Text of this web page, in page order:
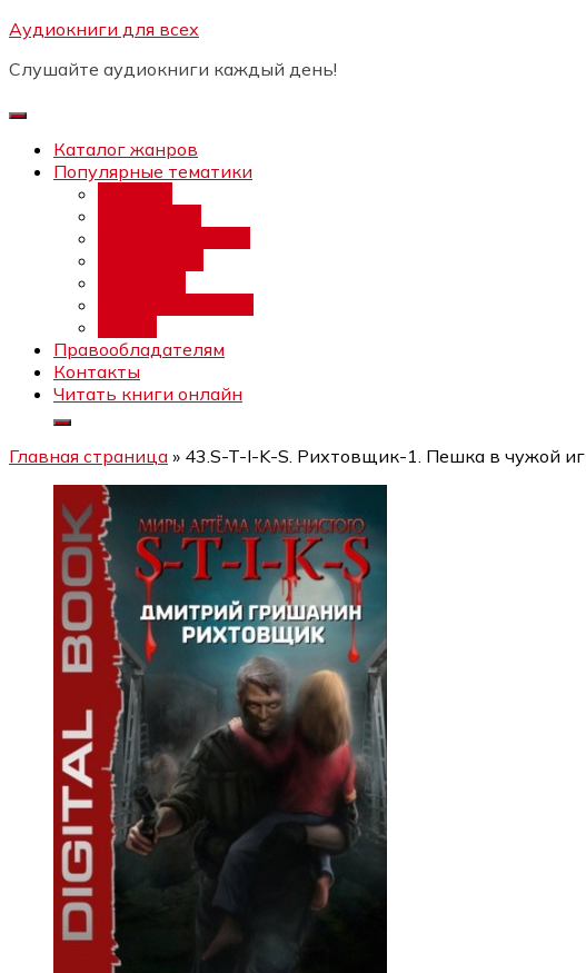
Перейти
содержимому
Аудиокниги для всех
Слушайте аудиокниги каждый день!
Каталог жанров
Популярные тематики
Правообладателям
Контакты
Читать книги онлайн
Главная страница » 43.S-T-I-K-S. Рихтовщик-1. Пешка в чужой